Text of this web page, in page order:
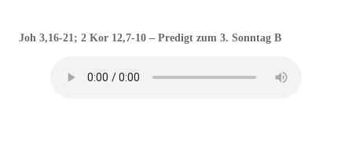
Joh 3,16-21; 2 Kor 12,7-10 – Predigt zum 3. Sonntag B